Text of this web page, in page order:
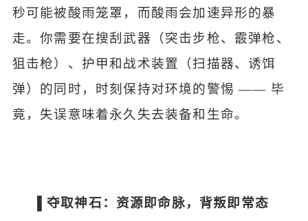
秒可能被酸雨笼罩，而酸雨会加速异形的暴
走。你需要在搜刮武器（突击步枪、霰弹枪、
狙击枪）、护甲和战术装置（扫描器、诱饵
弹）的同时，时刻保持对环境的警惕 —— 毕
竟，失误意味着永久失去装备和生命。
▌夺取神石：资源即命脉，背叛即常态